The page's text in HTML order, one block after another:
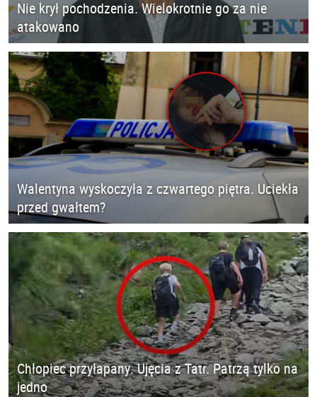
Nie krył pochodzenia. Wielokrotnie go za nie
atakowano
Walentyna wyskoczyła z czwartego piętra. Uciekła
przed gwałtem?
Chłopiec przyłapany. Ujęcia z Tatr. Patrzą tylko na
jedno